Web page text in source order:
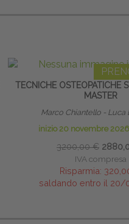
TECNICHE OSTEOPATICHE
MASTER
Marco Chiantello - Luca
inizio 20 novembre 2026
3200,00 €
IVA compresa
Risparmia:
saldando entro il